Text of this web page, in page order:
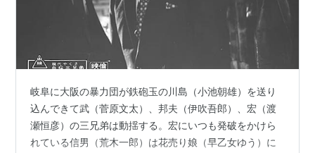
岐阜に大阪の暴力団が鉄砲玉の川島（小池朝雄）を送り
込んできて武（菅原文太）、邦夫（伊吹吾郎）、宏（渡
瀬恒彦）の三兄弟は動揺する。宏にいつも発破をかけら
れている信男（荒木一郎）は花売り娘（早乙女ゆう）に